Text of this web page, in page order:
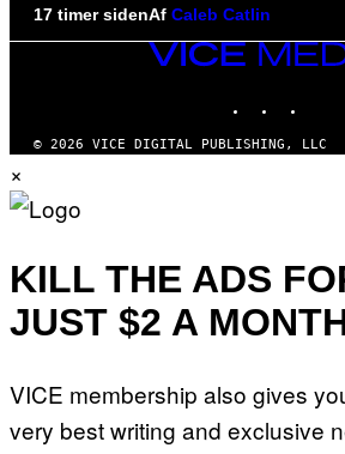
17 timer sidenAf Caleb Catlin
VICE
MEDIA
© 2026 VICE DIGITAL PUBLISHING, LLC
×
KILL THE ADS
JUST $2 A
VICE membership also gives
very best writing and exclusive